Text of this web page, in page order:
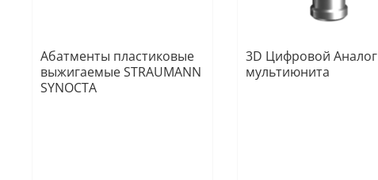
Абатменты пластиковые
выжигаемые STRAUMANN
SYNOCTA
3D Цифровой Аналог
мультиюнита